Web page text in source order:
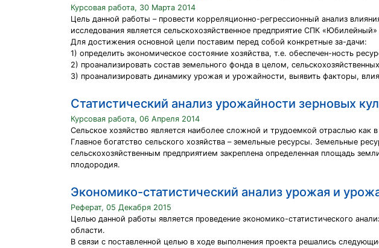
Курсовая работа, 30 Марта 2014
Цель данной работы – провести корреляционно-регрессионный анализ
исследования является сельскохозяйственное предприятие СПК «Юбилейный»
Для достижения основной цели поставим перед собой конкретные за-дачи:
1) определить экономическое состояние хозяйства, т.е. обеспечен-ность
2) проанализировать состав земельного фонда в целом,
3) проанализировать динамику урожая и урожайности, выявить факторы,
Статистический анализ урожайности зерновых
Курсовая работа, 06 Апреля 2014
Сельское хозяйство является наиболее сложной и трудоемкой отраслью
Главное богатство сельского хозяйства – земельные ресурсы. Земельные
сельскохозяйственным предприятием закреплена определенная площадь
плодородия.
Экономико-статистический анализ урожая и
Реферат, 05 Декабря 2015
Целью данной работы является проведение экономико-статистического
области.
В связи с поставленной целью в ходе выполнения проекта решались